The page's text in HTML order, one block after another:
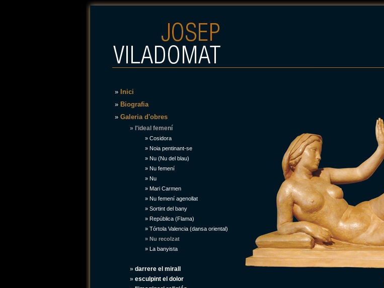
» Inici
» Biografia
» Galeria d'obres
» l'ideal femení
» Cosidora
» Noia pentinant-se
» Nu (Nu del blau)
» Nu femení
» Nu
» Mari Carmen
» Nu femení agenollat
» Sortint del bany
» República (Flama)
» Tórtola Valencia (dansa oriental)
» Nu recolzat
» La banyista
» darrere el mirall
» esculpint el dolor